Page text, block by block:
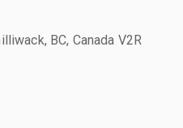
BC, Canada V2R